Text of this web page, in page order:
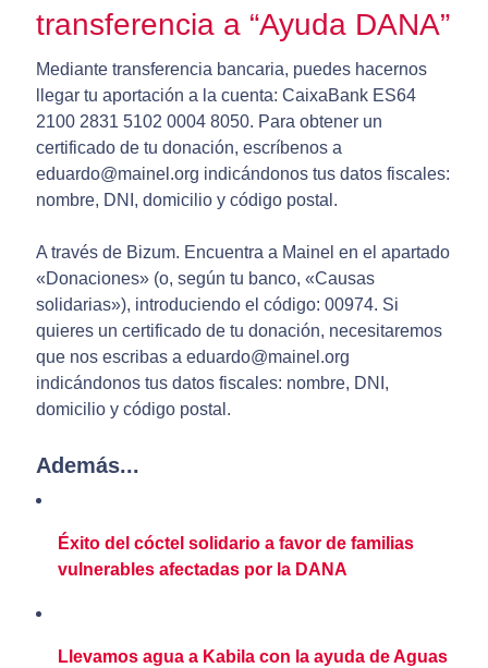
transferencia a “Ayuda DANA”
Mediante transferencia bancaria, puedes hacernos
llegar tu aportación a la cuenta: CaixaBank ES64
2100 2831 5102 0004 8050. Para obtener un
certificado de tu donación, escríbenos a
eduardo@mainel.org indicándonos tus datos fiscales:
nombre, DNI, domicilio y código postal.
A través de Bizum. Encuentra a Mainel en el apartado
«Donaciones» (o, según tu banco, «Causas
solidarias»), introduciendo el código: 00974. Si
quieres un certificado de tu donación, necesitaremos
que nos escribas a eduardo@mainel.org
indicándonos tus datos fiscales: nombre, DNI,
domicilio y código postal.
Además...
Éxito del cóctel solidario a favor de familias
vulnerables afectadas por la DANA
Llevamos agua a Kabila con la ayuda de Aguas